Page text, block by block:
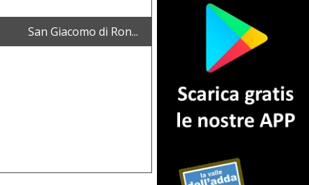
San Giacomo di Ron...